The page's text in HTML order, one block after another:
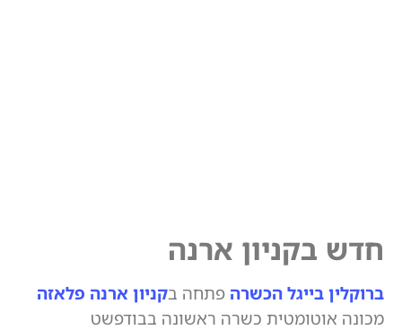
חדש בקניון ארנה
ברוקלין בייגל הכשרה פתחה בקניון ארנה פלאזה
מכונה אוטומטית כשרה ראשונה בבודפשט